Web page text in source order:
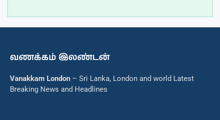
வணக்கம் இலண்டன்
Vanakkam London – Sri Lanka, London and world Latest
Breaking News and Headlines